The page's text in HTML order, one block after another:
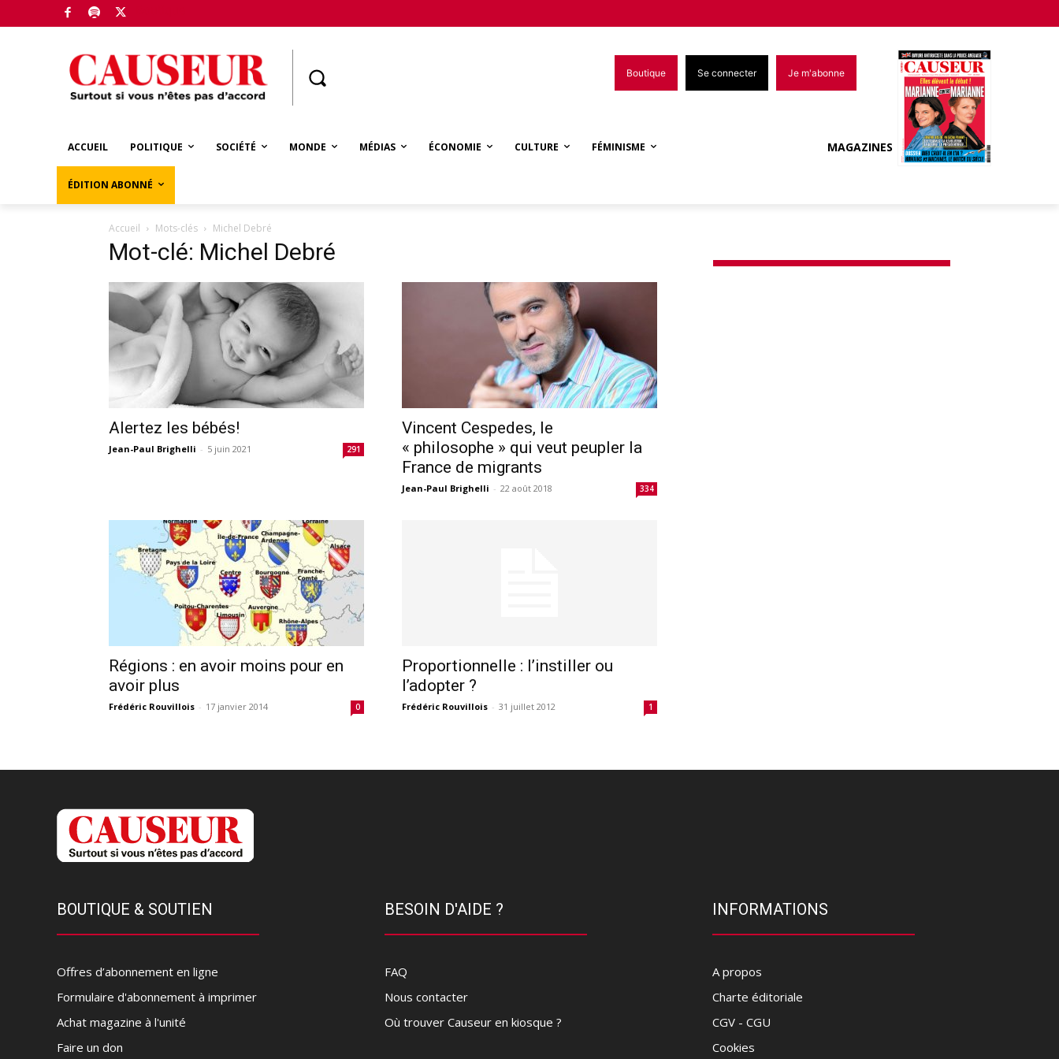
Boutique Se connecter Je m'abonne
ACCUEIL POLITIQUE SOCIÉTÉ MONDE MÉDIAS ÉCONOMIE CULTURE FÉMINISME
ÉDITION ABONNÉ
MAGAZINES
Accueil Mots-clés Michel Debré
Mot-clé: Michel Debré
Alertez les bébés!
Jean-Paul Brighelli - 5 juin 2021 291
Vincent Cespedes, le
« philosophe » qui veut peupler la
France de migrants
Jean-Paul Brighelli - 22 août 2018 334
Régions : en avoir moins pour en
avoir plus
Frédéric Rouvillois - 17 janvier 2014 0
Proportionnelle : l’instiller ou
l’adopter ?
Frédéric Rouvillois - 31 juillet 2012 1
BOUTIQUE & SOUTIEN
Offres d’abonnement en ligne
Formulaire d'abonnement à imprimer
Achat magazine à l'unité
Faire un don
BESOIN D'AIDE ?
FAQ
Nous contacter
Où trouver Causeur en kiosque ?
INFORMATIONS
A propos
Charte éditoriale
CGV - CGU
Cookies